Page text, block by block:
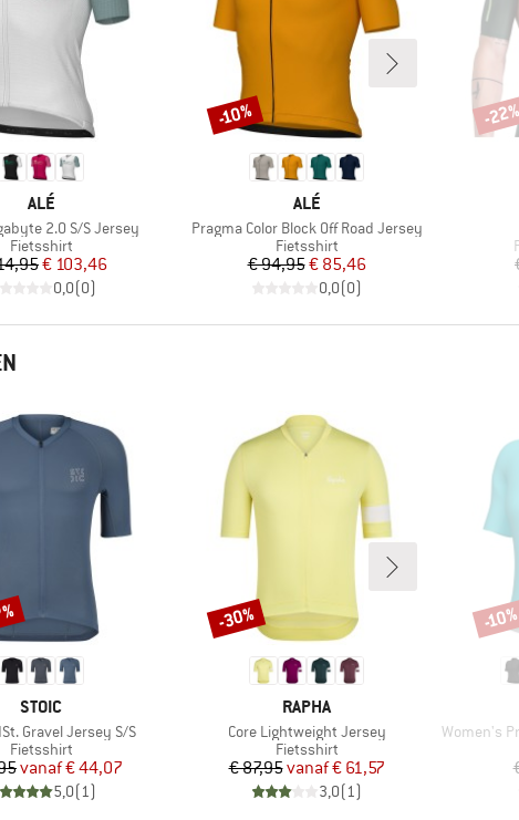
MERK
ALÉ
2.0 S/S Jersey
Productgroep
Fietsshirt
Prijs
Verlaagde prijs
€ 103,46
0,0(0)
MERK
ALÉ
Artikel
Pragma Color Block Off Road Jersey
Productgroep
Fietsshirt
Prijs
€ 94,95Verlaagde prijs
€ 85,46
0,0(0)
Korting
-10% -
MERK
STOIC
Gravel Jersey S/S
Productgroep
Fietsshirt
Prijs
Verlaagde prijs
vanaf€ 44,07
5,0(1)
MERK
RAPHA
Artikel
Core Lightweight Jersey
Productgroep
Fietsshirt
Prijs
€ 87,95 Verlaagde prijs
vanaf€ 61,57
3,0(1)
Korting
-30%
Artikel
Women's
-